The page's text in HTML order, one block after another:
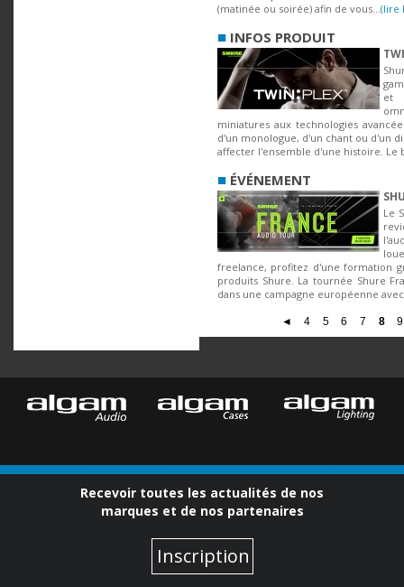
(matinée ou soirée) afin de vous...(lire
■ INFOS PRODUIT
miniatures aux technologies
d'un monologue, d'un chant ou d'un
affecter l'ensemble d'une histoire. Le
■ ÉVÉNEMENT
Le
freelance, profitez d'une formation
produits Shure. La tournée Shure
dans une campagne européenne
◄ 4 5 6 7 8 9
Recevoir toutes les actualités de nos
marques et de nos partenaires
Inscription